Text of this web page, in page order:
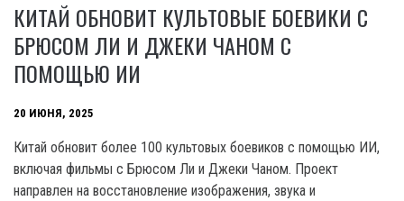
КИТАЙ ОБНОВИТ КУЛЬТОВЫЕ БОЕВИКИ С
БРЮСОМ ЛИ И ДЖЕКИ ЧАНОМ С
ПОМОЩЬЮ ИИ
20 ИЮНЯ, 2025
Китай обновит более 100 культовых боевиков с помощью ИИ,
включая фильмы с Брюсом Ли и Джеки Чаном. Проект
направлен на восстановление изображения, звука и